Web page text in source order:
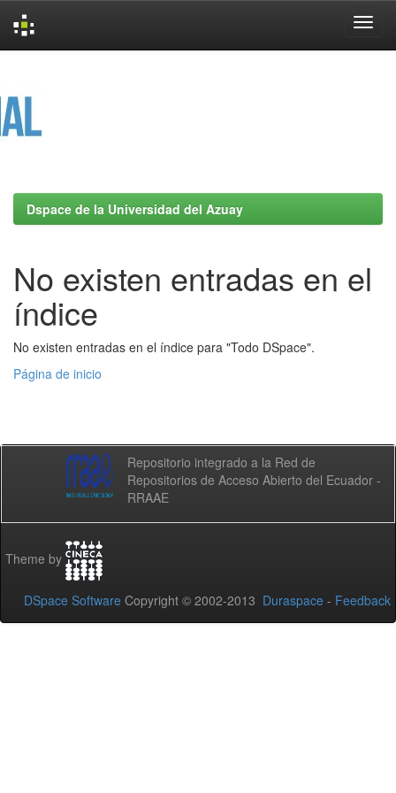
Dspace de la Universidad del Azuay
No existen entradas en el
índice
No existen entradas en el índice para "Todo DSpace".
Página de inicio
Repositorio integrado a la Red de
Repositorios de Acceso Abierto del Ecuador -
RRAAE
Theme by
DSpace Software Copyright © 2002-2013 Duraspace - Feedback